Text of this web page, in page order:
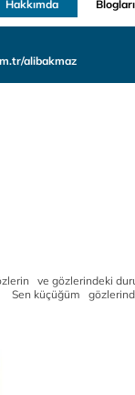
Hakkımda
alibakmaz
ve gözlerindeki
Sen küçüğüm